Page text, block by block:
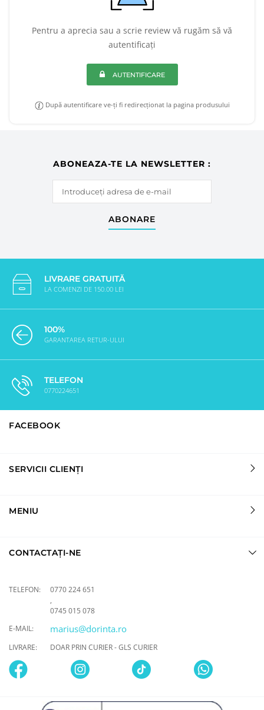
Pentru a aprecia sau a scrie review vă rugăm să vă
autentificați
AUTENTIFICARE
După autentificare ve-ți fi redirecționat la pagina produsului
ABONEAZA-TE LA NEWSLETTER :
ABONARE
LIVRARE GRATUITĂ
LA COMENZI DE 150.00 LEI
100%
GARANTAREA RETUR-ULUI
TELEFON
0770224651
FACEBOOK
SERVICII CLIENȚI
MENIU
CONTACTAȚI-NE
TELEFON:
0770 224 651
,
0745 015 078
E-MAIL:
marius@dorinta.ro
LIVRARE: DOAR PRIN CURIER - GLS CURIER